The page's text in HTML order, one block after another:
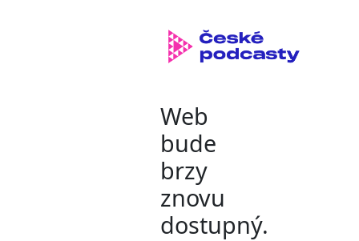
Web
bude
brzy
znovu
dostupný.